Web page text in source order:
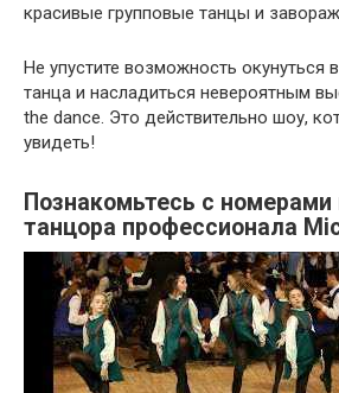
красивые групповые танцы и
Не упустите возможность окунуться
танца и насладиться невероятным
the dance. Это действительно шоу,
увидеть!
Познакомьтесь с номерами
танцора профессионала